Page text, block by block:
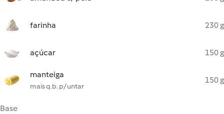
farinha 230 g
açúcar 150 g
manteiga
mais q.b. p/ untar
150 g
Base